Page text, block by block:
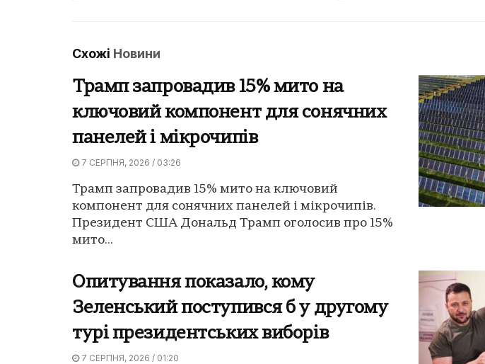
Схожі Новини
Трамп запровадив 15% мито на
ключовий компонент для сонячних
панелей і мікрочипів
7 СЕРПНЯ, 2026 / 03:26
Трамп запровадив 15% мито на ключовий
компонент для сонячних панелей і мікрочипів.
Президент США Дональд Трамп оголосив про 15%
мито...
Опитування показало, кому
Зеленський поступився б у другому
турі президентських виборів
7 СЕРПНЯ, 2026 / 01:20